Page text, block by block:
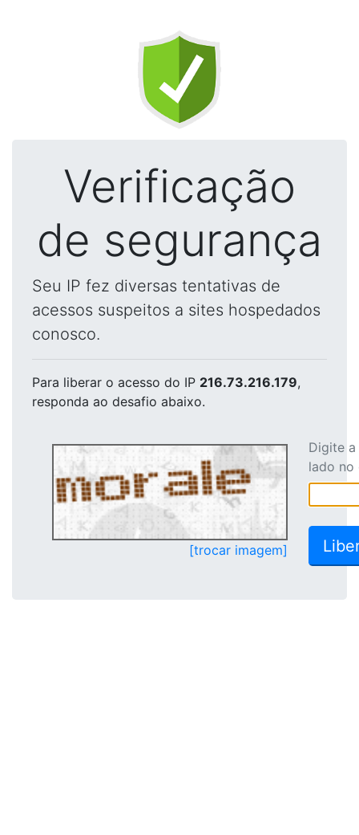
Verificação
de segurança
Seu IP fez diversas tentativas de
acessos suspeitos a sites hospedados
conosco.
Para liberar o acesso do IP 216.73.216.179,
responda ao desafio abaixo.
[trocar imagem]
Digite
lado no